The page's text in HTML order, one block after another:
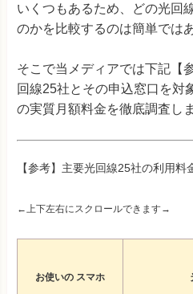
いくつもあるため、どの光回
のかを比較するのは簡単では
そこで当メディアでは下記【
回線25社とその申込窓口を対
の実質月額料金を徹底調査し
【参考】主要光回線25社の利用料
←上下左右にスクロールできます→
お使いの スマホ